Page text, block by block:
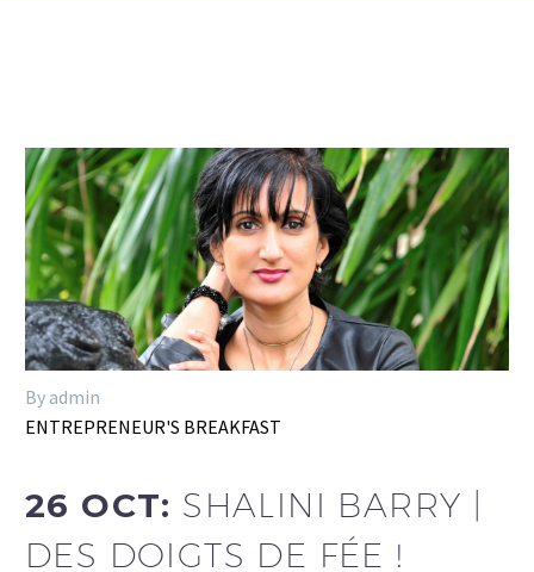
By admin
ENTREPRENEUR'S BREAKFAST
26 OCT: SHALINI BARRY |
DES DOIGTS DE FÉE !